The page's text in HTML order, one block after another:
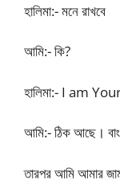
হালিমা:- মনে রাখবে
আমি:- কি?
হালিমা:- I am
আমি:- ঠিক আছে।
তারপর আমি আমার